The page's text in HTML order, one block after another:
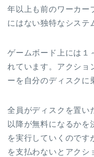
年以上も前のワーカー
にはない独特なシステ
ゲームボード上には１
れています。アクショ
ーを自分のディスクに
全員がディスクを置い
以降が無料になるかを
を実行していくのです
を支払わないとアクシ